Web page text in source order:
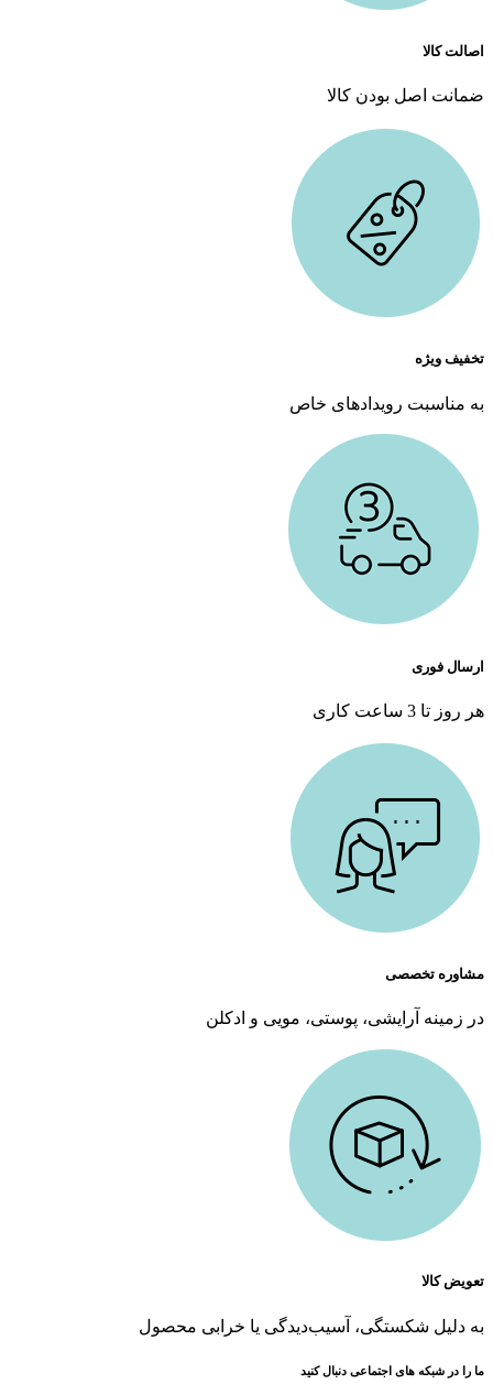
اصالت کالا
ضمانت اصل بودن کالا
تخفیف ویژه
به مناسبت رویدادهای خاص
ارسال فوری
هر روز تا 3 ساعت کاری
مشاوره تخصصی
در زمینه آرایشی، پوستی، مویی و ادکلن
تعویض کالا
به دلیل شکستگی، آسیب‌دیدگی یا خرابی محصول
ما را در شبکه های اجتماعی دنبال کنید